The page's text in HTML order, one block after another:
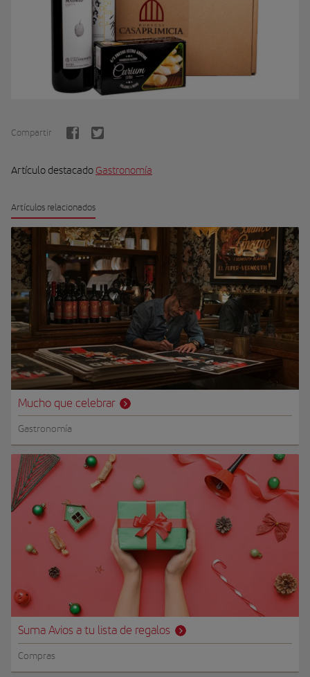
Compartir
Artículo destacado Gastronomía
Artículos relacionados
Mucho que celebrar
Gastronomía
Suma Avios a tu lista de regalos
Compras